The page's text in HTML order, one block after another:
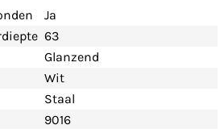
Ja
63
Glanzend
Wit
Staal
9016